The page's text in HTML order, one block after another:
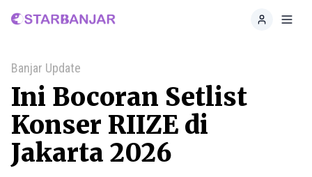
Home
Banjar Update
Ini Bocoran Setlist
Konser RIIZE di
Jakarta 2026